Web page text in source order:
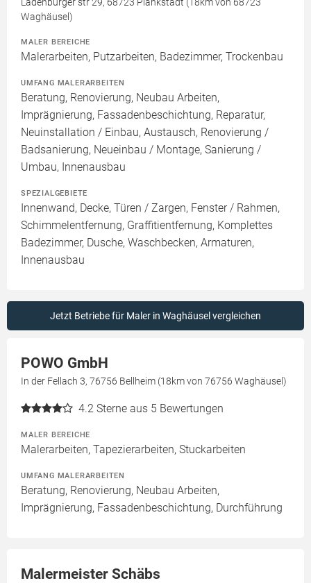
Waghäusel)
MALER BEREICHE
Malerarbeiten, Putzarbeiten, Badezimmer, Trockenbau
UMFANG MALERARBEITEN
Beratung, Renovierung, Neubau Arbeiten,
Imprägnierung, Fassadenbeschichtung, Reparatur,
Neuinstallation / Einbau, Austausch, Renovierung /
Badsanierung, Neueinbau / Montage, Sanierung /
Umbau, Innenausbau
SPEZIALGEBIETE
Innenwand, Decke, Türen / Zargen, Fenster / Rahmen,
Schimmelentfernung, Graffitientfernung, Komplettes
Badezimmer, Dusche, Waschbecken, Armaturen,
Innenausbau
Jetzt Betriebe für Maler in Waghäusel vergleichen
POWO GmbH
In der Fellach 3, 76756 Bellheim (18km von 76756 Waghäusel)
4.2 Sterne aus 5 Bewertungen
MALER BEREICHE
Malerarbeiten, Tapezierarbeiten, Stuckarbeiten
UMFANG MALERARBEITEN
Beratung, Renovierung, Neubau Arbeiten,
Imprägnierung, Fassadenbeschichtung, Durchführung
Malermeister Schäbs